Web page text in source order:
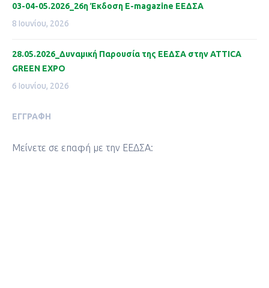
03-04-05.2026_26η Έκδοση Ε-magazine ΕΕΔΣΑ
8 Ιουνίου, 2026
28.05.2026_Δυναμική Παρουσία της ΕΕΔΣΑ στην ATTICA
GREEN EXPO
6 Ιουνίου, 2026
ΕΓΓΡΑΦΉ
Μείνετε σε επαφή με την ΕΕΔΣΑ: